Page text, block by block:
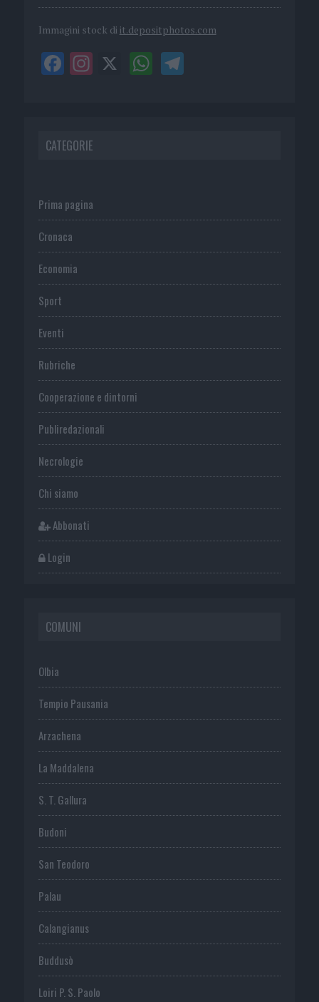
Immagini stock di it.depositphotos.com
CATEGORIE
Prima pagina
Cronaca
Economia
Sport
Eventi
Rubriche
Cooperazione e dintorni
Publiredazionali
Necrologie
Chi siamo
Abbonati
Login
COMUNI
Olbia
Tempio Pausania
Arzachena
La Maddalena
S. T. Gallura
Budoni
San Teodoro
Palau
Calangianus
Buddusò
Loiri P. S. Paolo